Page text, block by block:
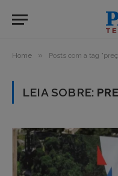
Home » Posts com a tag
LEIA SOBRE: